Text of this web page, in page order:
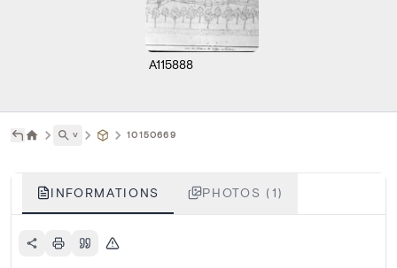
A115888
˅ 10150669
INFORMATIONS PHOTOS (1)